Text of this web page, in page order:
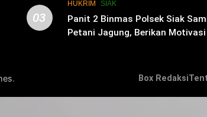
03
HUKRIM SIAK
Panit 2 Binmas Polsek Siak
Petani Jagung, Berikan Motivasi
. Box Redaksi